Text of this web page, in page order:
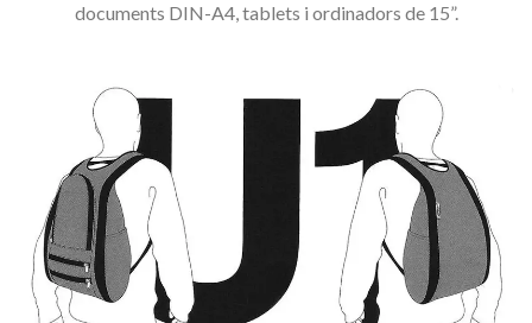
documents DIN-A4, tablets i ordinadors de 15”.